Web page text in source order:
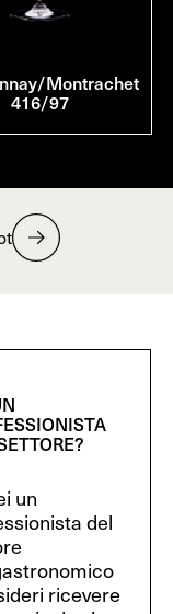
Montrachet
416/97
un
del
ricevere